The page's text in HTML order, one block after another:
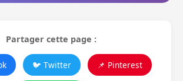
Partager cette page :
🐦 Twitter 📌 Pinterest